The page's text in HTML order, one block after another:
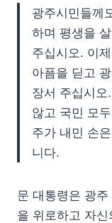
광주시민들께
하며 평생을
주십시오. 이
아픔을 딛고
장서 주십시오
않고 국민 모
주가 내민 손
니다.
문 대통령은 광
을 위로하고 자